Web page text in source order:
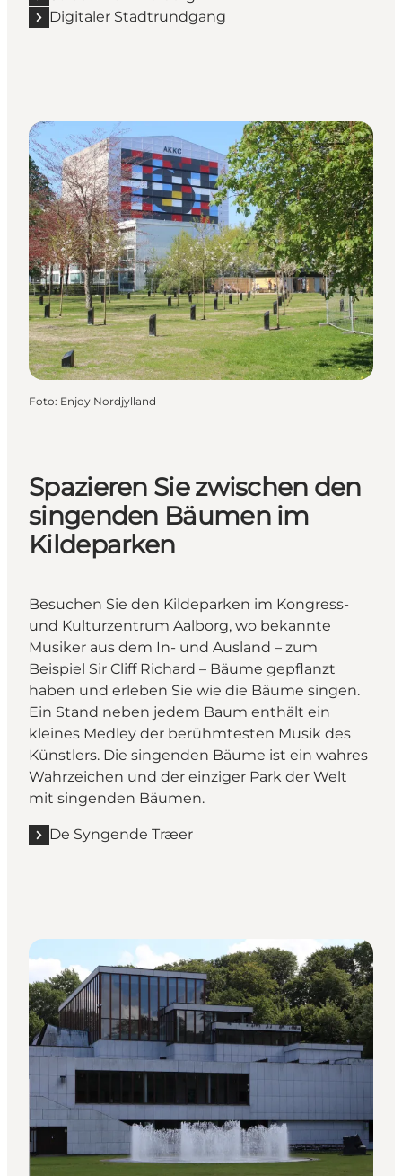
Digitaler Stadtrundgang
Foto: Enjoy Nordjylland
Spazieren Sie zwischen den
singenden Bäumen im
Kildeparken
Besuchen Sie den Kildeparken im Kongress-
und Kulturzentrum Aalborg, wo bekannte
Musiker aus dem In- und Ausland – zum
Beispiel Sir Cliff Richard – Bäume gepflanzt
haben und erleben Sie wie die Bäume singen.
Ein Stand neben jedem Baum enthält ein
kleines Medley der berühmtesten Musik des
Künstlers. Die singenden Bäume ist ein wahres
Wahrzeichen und der einziger Park der Welt
mit singenden Bäumen.
De Syngende Træer